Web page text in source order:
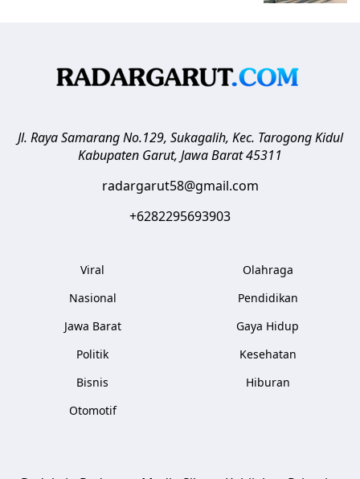
Jl. Raya Samarang No.129, Sukagalih, Kec. Tarogong Kidul
Kabupaten Garut, Jawa Barat45311
radargarut58@gmail.com
+6282295693903
Viral
Nasional
Jawa Barat
Politik
Bisnis
Otomotif
Olahraga
Pendidikan
Gaya Hidup
Kesehatan
Hiburan